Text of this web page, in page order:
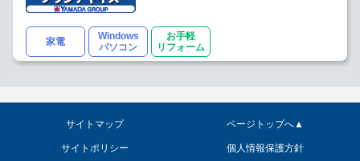
家電
Windows
パソコン
お手軽
リフォーム
サイトマップ ページトップへ▲
サイトポリシー 個人情報保護方針